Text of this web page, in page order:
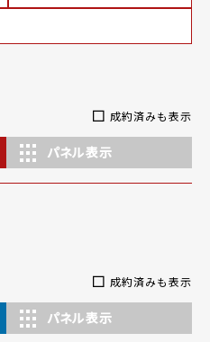
成約済みも表示
パネル表示
成約済みも表示
パネル表示